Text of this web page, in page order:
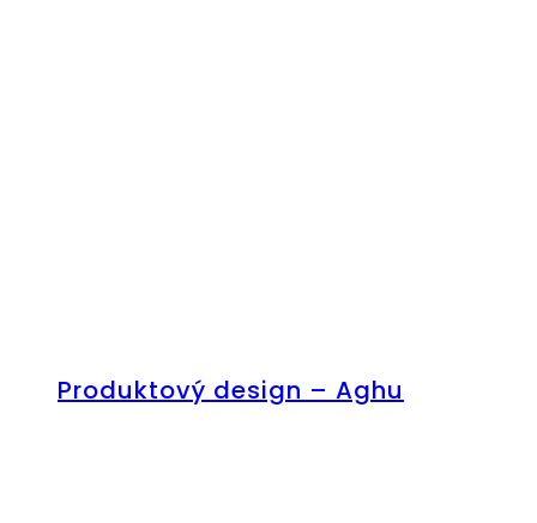
Produktový design – Aghu